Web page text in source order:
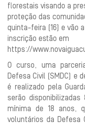
florestais visando a
proteção das
quinta-feira (16) e vão
inscrição estão em
https://
O curso, uma
Defesa Civil (SMDC) e
é realizado pela
serão disponibilizadas
mínima de 18 anos,
voluntários da Defesa